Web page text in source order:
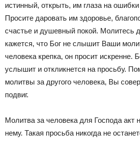
истинный, открыть, им глаза на ошибки
Просите даровать им здоровье,
счастье и душевный покой. Молитесь
кажется, что Бог не слышит Ваши
человека крепка, он просит искренне.
услышит и откликнется на просьбу.
молитвы за другого человека, Вы
подвиг.
Молитва за человека для Господа
нему. Такая просьба никогда не